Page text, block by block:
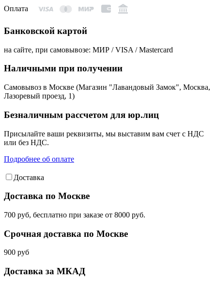
Оплата
Банковской картой
на сайте, при самовывозе: МИР / VISA / Mastercard
Наличными при получении
Самовывоз в Москве (Магазин "Лавандовый Замок", Москва,
Лазоревый проезд, 1)
Безналичным рассчетом для юр.лиц
Присылайте ваши реквизиты, мы выставим вам счет с НДС
или без НДС.
Подробнее об оплате
Доставка
Доставка по Москве
700 руб, бесплатно при заказе от 8000 руб.
Срочная доставка по Москве
900 руб
Доставка за МКАД